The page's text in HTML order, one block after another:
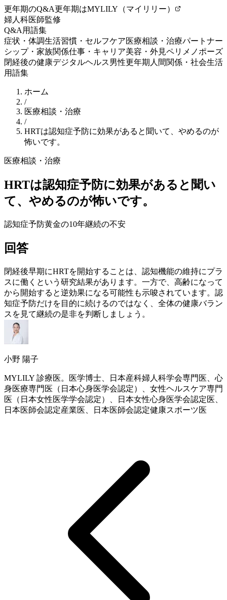
更年期のQ&A更年期はMYLILY（マイリリー）
婦人科医師監修
Q&A 用語集
症状・体調生活習慣・セルフケア医療相談・治療パートナー
シップ・家族関係仕事・キャリア美容・外見ペリメノポーズ
閉経後の健康デジタルヘルス男性更年期 人間関係・社会生活
用語集
ホーム
/
医療相談・治療
/
HRTは認知症予防に効果があると聞いて、やめるのが
怖いです。
医療相談・治療
HRTは認知症予防に効果があると聞い
て、やめるのが怖いです。
認知症予防黄金の10年継続の不安
回答
閉経後早期にHRTを開始することは、認知機能の維持にプラ
スに働くという研究結果があります。一方で、高齢になって
から開始すると逆効果になる可能性も示唆されています。認
知症予防だけを目的に続けるのではなく、全体の健康バラン
スを見て継続の是非を判断しましょう。
小野 陽子
MYLILY 診療医。医学博士、日本産科婦人科学会専門医、心
身医療専門医（日本心身医学会認定）、女性ヘルスケア専門
医（日本女性医学学会認定）、日本女性心身医学会認定医、
日本医師会認定産業医、日本医師会認定健康スポーツ医